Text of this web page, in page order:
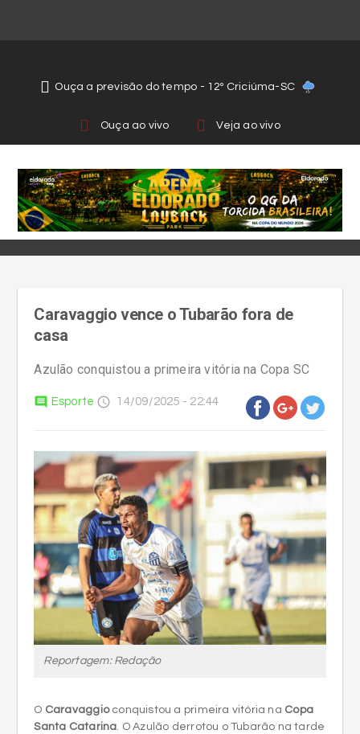
Ouça a previsão do tempo - 12º Criciúma-SC
Ouça ao vivo Veja ao vivo
Caravaggio vence o Tubarão fora de
casa
Azulão conquistou a primeira vitória na Copa SC
comment Esporte access_time 14/09/2025 - 22:44
Reportagem: Redação
O Caravaggioconquistou a primeira vitória na Copa
Santa Catarina. O Azulão derrotou o Tubarão na tarde